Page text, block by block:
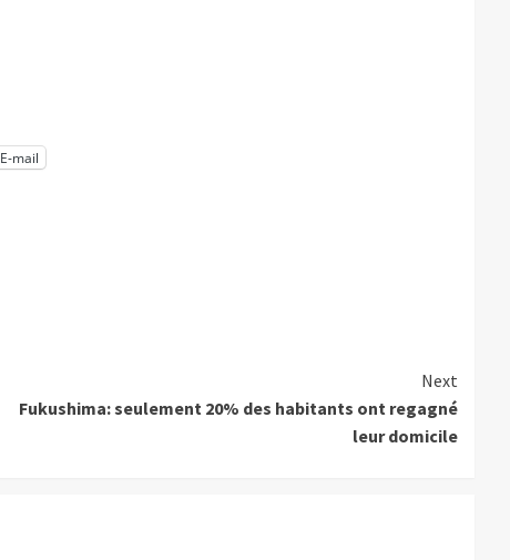
E-mail
Next
Fukushima: seulement 20% des habitants ont regagné
leur domicile